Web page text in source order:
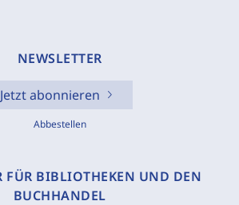
NEWSLETTER
Jetzt abonnieren
Abbestellen
FÜR BIBLIOTHEKEN UND DEN
BUCHHANDEL